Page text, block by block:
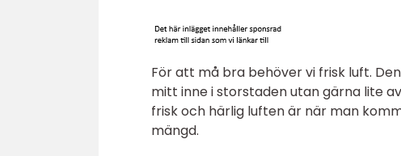
För att må bra behöver vi frisk luft.
mitt inne i storstaden utan gärna lite
frisk och härlig luften är när man
mängd.